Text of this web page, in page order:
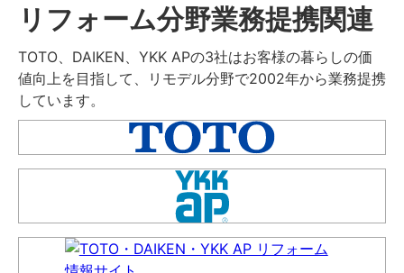
リフォーム分野業務提携関連
TOTO、DAIKEN、YKK APの3社はお客様の暮らしの価
値向上を目指して、リモデル分野で2002年から業務提携
しています。